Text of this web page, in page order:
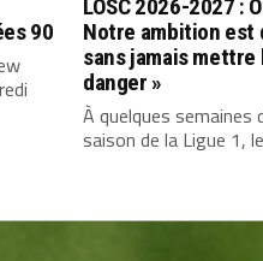
90
LOSC 2026-2027 :
Notre ambition est
sans jamais mettre
danger »
À quelques semaines
saison de la Ligue 1,